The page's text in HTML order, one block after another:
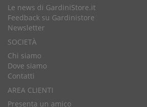
Le news di GardiniStore.it
Feedback su Gardinistore
Newsletter
SOCIETÀ
Chi siamo
Dove siamo
Contatti
AREA CLIENTI
Presenta un amico